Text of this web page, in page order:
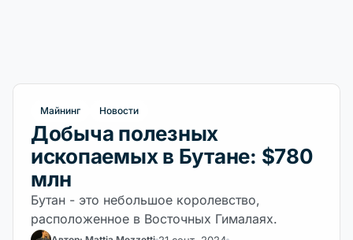
Майнинг Новости
Добыча полезных
ископаемых в Бутане: $780
млн
Бутан - это небольшое королевство,
расположенное в Восточных Гималаях.